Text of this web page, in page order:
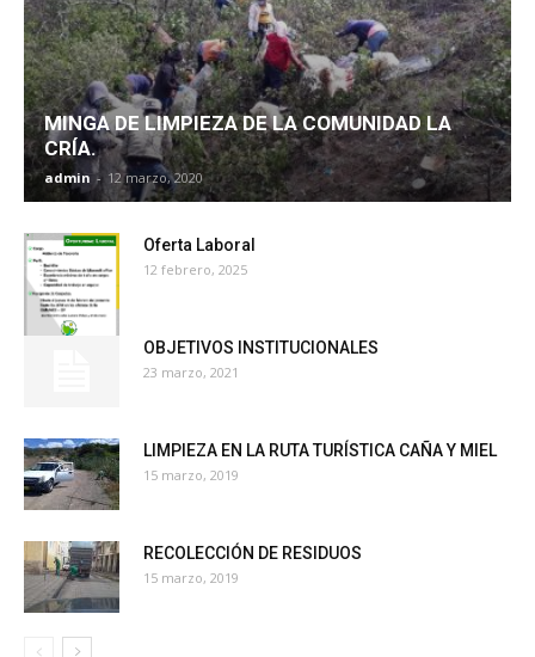
MINGA DE LIMPIEZA DE LA COMUNIDAD LA
CRÍA.
admin - 12 marzo, 2020
Oferta Laboral
12 febrero, 2025
OBJETIVOS INSTITUCIONALES
23 marzo, 2021
LIMPIEZA EN LA RUTA TURÍSTICA CAÑA Y MIEL
15 marzo, 2019
RECOLECCIÓN DE RESIDUOS
15 marzo, 2019